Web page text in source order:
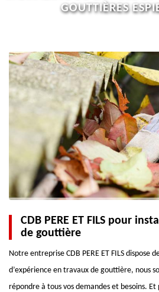
GOUTTIÈRES
CDB PERE ET FILS pour
de gouttière
Notre entreprise CDB PERE ET FILS dispose
d’expérience en travaux de gouttière, nous
répondre à tous vos demandes et besoins.